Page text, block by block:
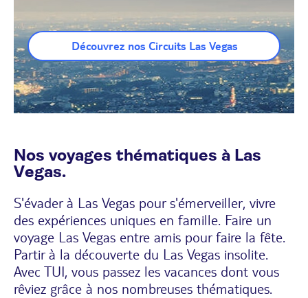
Découvrez nos Circuits Las Vegas
Nos voyages thématiques à Las
Vegas.
S'évader à Las Vegas pour s'émerveiller, vivre
des expériences uniques en famille. Faire un
voyage Las Vegas entre amis pour faire la fête.
Partir à la découverte du Las Vegas insolite.
Avec TUI, vous passez les vacances dont vous
rêviez grâce à nos nombreuses thématiques.